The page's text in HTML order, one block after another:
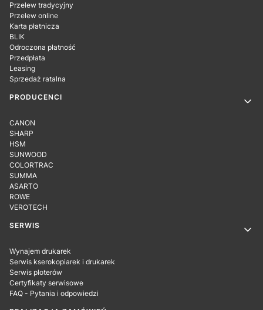
Przelew tradycyjny
Przelew online
Karta płatnicza
BLIK
Odroczona płatność
Przedpłata
Leasing
Sprzedaż ratalna
PRODUCENCI
CANON
SHARP
HSM
SUNWOOD
COLORTRAC
SUMMA
ASARTO
ROWE
VEROTECH
SERWIS
Wynajem drukarek
Serwis kserokopiarek i drukarek
Serwis ploterów
Certyfikaty serwisowe
FAQ - Pytania i odpowiedzi